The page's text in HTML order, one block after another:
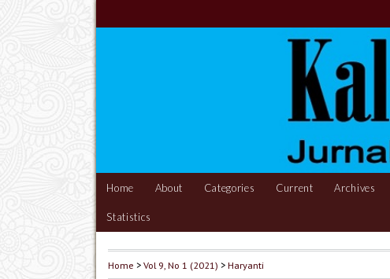
Home About Categories Current Archives
Statistics
Home >Vol 9, No 1 (2021) >Haryanti